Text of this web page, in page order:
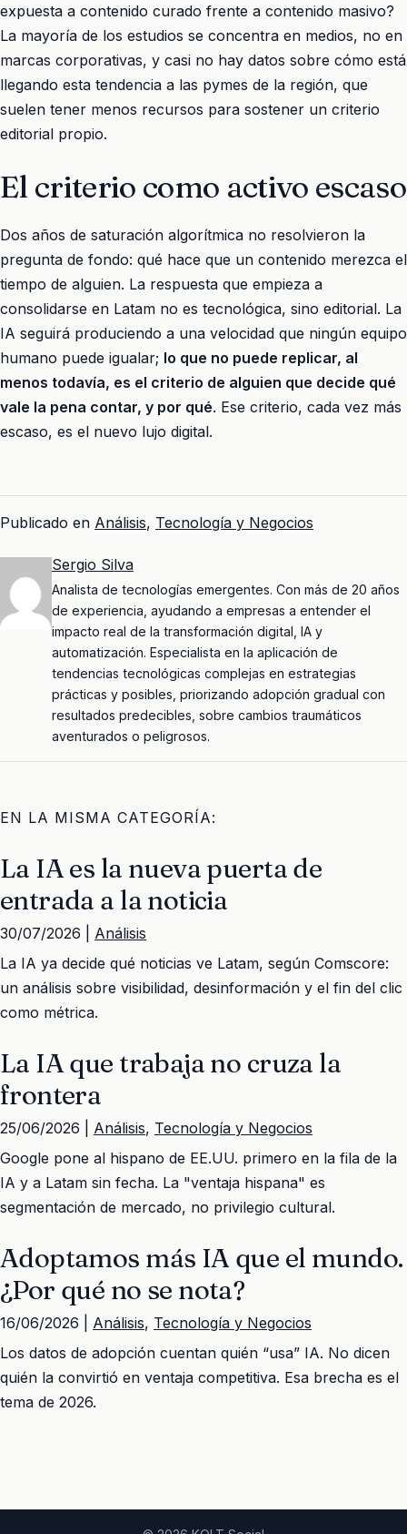
expuesta a contenido curado frente a contenido masivo?
La mayoría de los estudios se concentra en medios, no en
marcas corporativas, y casi no hay datos sobre cómo está
llegando esta tendencia a las pymes de la región, que
suelen tener menos recursos para sostener un criterio
editorial propio.
El criterio como activo escaso
Dos años de saturación algorítmica no resolvieron la
pregunta de fondo: qué hace que un contenido merezca el
tiempo de alguien. La respuesta que empieza a
consolidarse en Latam no es tecnológica, sino editorial. La
IA seguirá produciendo a una velocidad que ningún equipo
humano puede igualar; lo que no puede replicar, al
menos todavía, es el criterio de alguien que decide qué
vale la pena contar, y por qué. Ese criterio, cada vez más
escaso, es el nuevo lujo digital.
Publicado en Análisis, Tecnología y Negocios
Sergio Silva
Analista de tecnologías emergentes. Con más de 20 años
de experiencia, ayudando a empresas a entender el
impacto real de la transformación digital, IA y
automatización. Especialista en la aplicación de
tendencias tecnológicas complejas en estrategias
prácticas y posibles, priorizando adopción gradual con
resultados predecibles, sobre cambios traumáticos
aventurados o peligrosos.
EN LA MISMA CATEGORÍA:
La IA es la nueva puerta de
entrada a la noticia
30/07/2026 | Análisis
La IA ya decide qué noticias ve Latam, según Comscore:
un análisis sobre visibilidad, desinformación y el fin del clic
como métrica.
La IA que trabaja no cruza la
frontera
25/06/2026 | Análisis, Tecnología y Negocios
Google pone al hispano de EE.UU. primero en la fila de la
IA y a Latam sin fecha. La "ventaja hispana" es
segmentación de mercado, no privilegio cultural.
Adoptamos más IA que el mundo.
¿Por qué no se nota?
16/06/2026 | Análisis, Tecnología y Negocios
Los datos de adopción cuentan quién “usa” IA. No dicen
quién la convirtió en ventaja competitiva. Esa brecha es el
tema de 2026.